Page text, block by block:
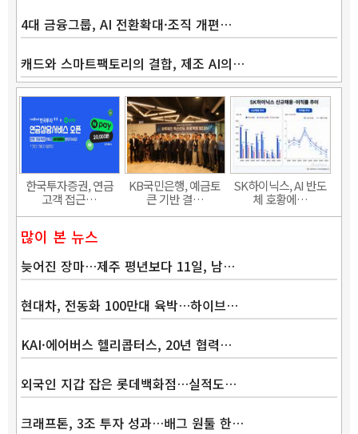
4대 금융그룹, AI 전환확대·조직 개편…
캐드와 스마트팩토리의 결합, 제조 AI의…
한국투자증권, 연금
고객 접근…
KB국민은행, 예금토
큰 기반 결…
SK하이닉스, AI 반도
체 호황에…
많이 본 뉴스
늦어진 장마…제주 평년보다 11일, 남…
현대차, 전동화 100만대 육박…하이브…
KAI·에어버스 헬리콥터스, 20년 협력…
외국인 지갑 잡은 롯데백화점…실적도…
크래프톤, 3조 투자 성과…배그 원툴 한…